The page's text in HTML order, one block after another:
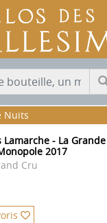
Nuits
Lamarche - La Grande
2017
Cru